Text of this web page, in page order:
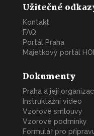
Užitečné
Kontakt
FAQ
Portál Praha
Majetkový portál
Dokumenty
Praha a její
Instruktážní video
Vzorové smlouvy
Vzorové podmínky
Formulář pro